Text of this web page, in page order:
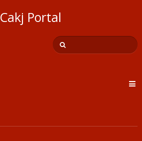
Cakj Portal